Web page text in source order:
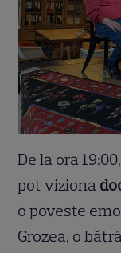
De la ora
pot viziona
o poveste
Grozea, o